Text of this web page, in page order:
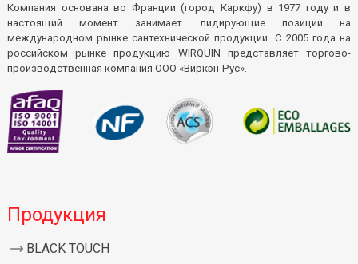
Компания основана во Франции (город Каркфу) в 1977 году и в
настоящий момент занимает лидирующие позиции на
международном рынке сантехнической продукции. С 2005 года на
российском рынке продукцию WIRQUIN представляет торгово-
производственная компания ООО «Виркэн-Рус».
Продукция
BLACK TOUCH